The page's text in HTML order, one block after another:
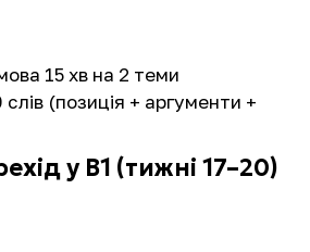
15 хв на 2 теми
(позиція + аргументи +
у B1 (тижні 17–20)